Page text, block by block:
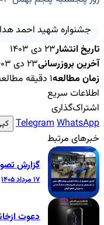
جشنواره شهید احمد
تاریخ انتشار۲۳ دی ۱۴۰۳
آخرین بروزرسانی۲۳ دی ۱۴۰۳
زمان مطالعه۱ دقیقه مطالعه
اطلاعات سریع
اشتراک‌گذاری
TelegramWhatsApp
خبرهای مرتبط
گزارش
۱۷ مرداد ۱۴۰۵
دعوت ازخانم دکتر صابری -